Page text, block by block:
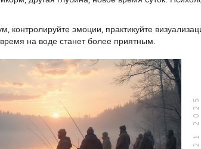
контролируйте эмоции, практикуйте
на воде станет более приятным.